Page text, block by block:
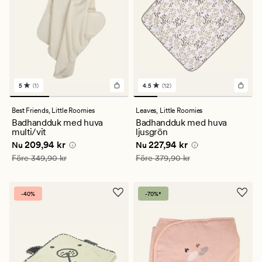
1
omdömen
med
ett
genomsnittligt
betyg
på
5
5 (1)
Best Friends, Little Roomies
Badhandduk med huva
multi/vit
Nuvarande pris
Nu 209,94 kr
Ordinarie pris 349,90 kr
Före349,90 kr
12
omdömen
med
ett
genomsnittligt
betyg
på
4.5
4.5 (12)
Leaves, Little Roomies
Badhandduk med huva
ljusgrön
Nuvarande pris
Nu 227,94 kr
Ordinarie pris 379,90 kr
Före379,90 kr
-40% -70%*